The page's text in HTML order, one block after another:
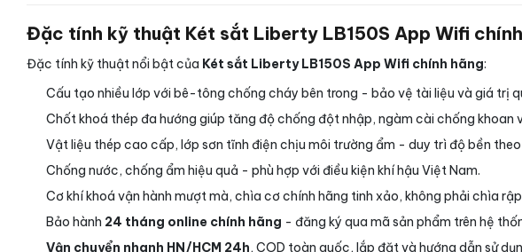
Đặc tính kỹ thuật Két sắt Liberty LB150S App Wifi
Đặc tính kỹ thuật nổi bật của Két sắt Liberty LB150S App Wifi chính hãng:
Cấu tạo nhiều lớp với bê-tông chống cháy bên trong - bảo vệ tài liệu và giá trị
Chốt khoá thép đa hướng giúp tăng độ chống đột nhập, ngàm cài chống khoan
Vật liệu thép cao cấp, lớp sơn tĩnh điện chịu môi trường ẩm - duy trì độ bền
Chống nước, chống ẩm hiệu quả - phù hợp với điều kiện khí hậu Việt Nam.
Cơ khí khoá vận hành mượt mà, chìa cơ chính hãng tinh xảo, không phải chìa
Bảo hành 24 tháng online chính hãng - đăng ký qua mã sản phẩm trên hệ
Vận chuyển nhanh HN/HCM 24h, COD toàn quốc, lắp đặt và hướng dẫn sử